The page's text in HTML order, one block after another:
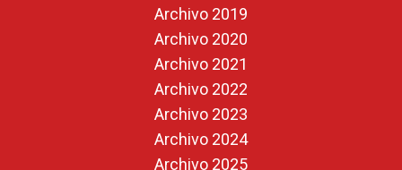
Archivo 2019
Archivo 2020
Archivo 2021
Archivo 2022
Archivo 2023
Archivo 2024
Archivo 2025